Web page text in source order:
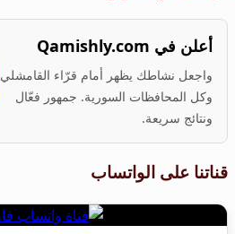
أعلن في Qamishly.com
واجعل نشاطك يظهر أمام قرّاء القامشلي
وكل المحافظات السورية. جمهور فعّال
ونتائج سريعة.
قناتنا على الواتساب